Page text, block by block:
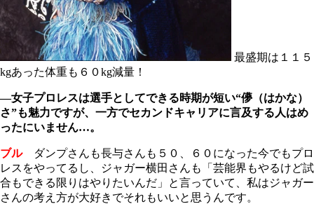
最盛期は１１５
kgあった体重も６０kg減量！
―女子プロレスは選手としてできる時期が短い“儚（はかな）
さ”も魅力ですが、一方でセカンドキャリアに言及する人はめ
ったにいません…。
ブルダンプさんも長与さんも５０、６０になった今でもプロ
レスをやってるし、ジャガー横田さんも「芸能界もやるけど試
合もできる限りはやりたいんだ」と言っていて、私はジャガー
さんの考え方が大好きでそれもいいと思うんです。